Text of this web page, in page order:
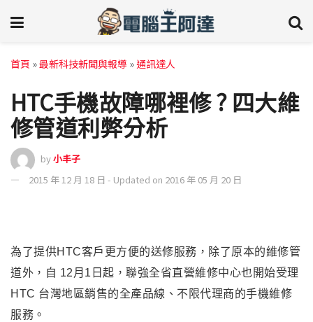
首頁 »最新科技新聞與報導 »通訊達人
HTC手機故障哪裡修 ? 四大維
修管道利弊分析
by小丰子
2015 年 12 月 18 日 - Updated on 2016 年 05 月 20 日
為了提供HTC客戶更方便的送修服務，除了原本的維修管
道外，自 12月1日起，聯強全省直營維修中心也開始受理
HTC 台灣地區銷售的全產品線、不限代理商的手機維修
服務。